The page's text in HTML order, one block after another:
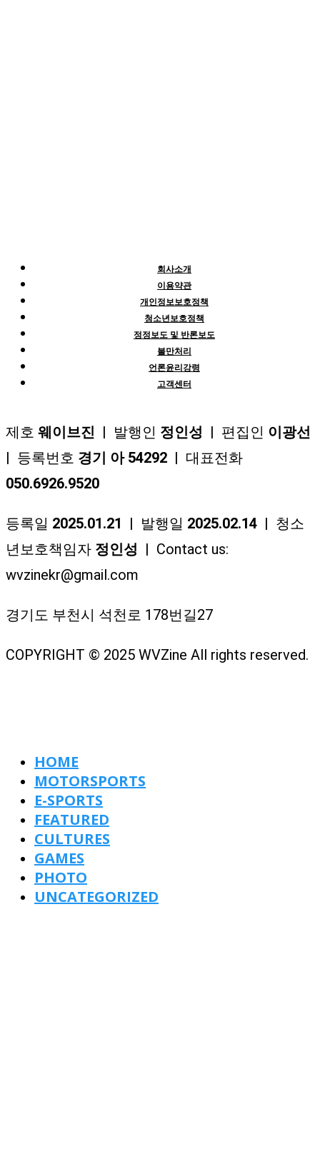
회사소개
이용약관
개인정보보호정책
청소년보호정책
정정보도 및 반론보도
불만처리
언론윤리강령
고객센터
제호 웨이브진 | 발행인 정인성 | 편집인 이광선
| 등록번호 경기 아 54292 | 대표전화
050.6926.9520
등록일 2025.01.21 | 발행일 2025.02.14 | 청소
년보호책임자 정인성 | Contact us:
wvzinekr@gmail.com
경기도 부천시 석천로 178번길27
COPYRIGHT © 2025 WVZine All rights reserved.
HOME
MOTORSPORTS
E-SPORTS
FEATURED
CULTURES
GAMES
PHOTO
UNCATEGORIZED